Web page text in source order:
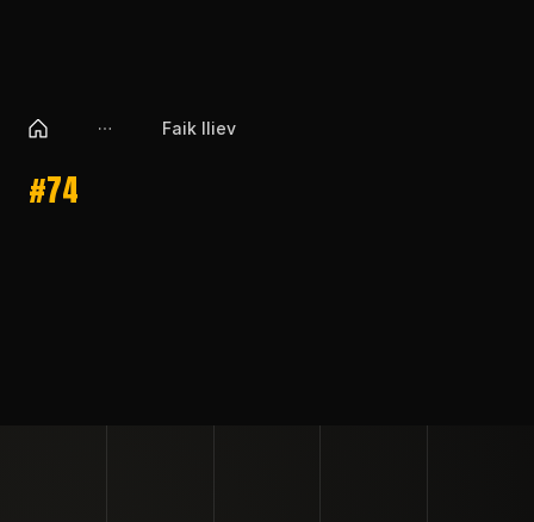
Faik Iliev
#74